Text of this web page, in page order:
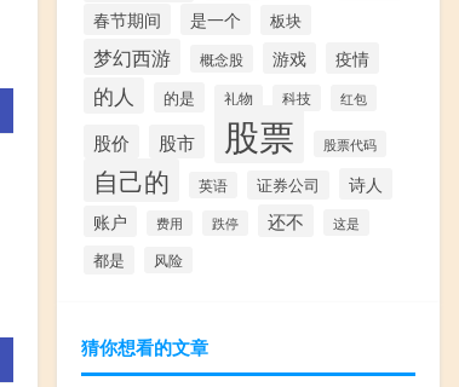
春节期间 是一个 板块
梦幻西游 概念股 游戏 疫情
的人 的是 礼物 科技 红包
股价 股市 股票 股票代码
自己的 英语 证券公司
诗人
账户
费用 跌停 还不 这是
都是 风险
猜你想看的文章